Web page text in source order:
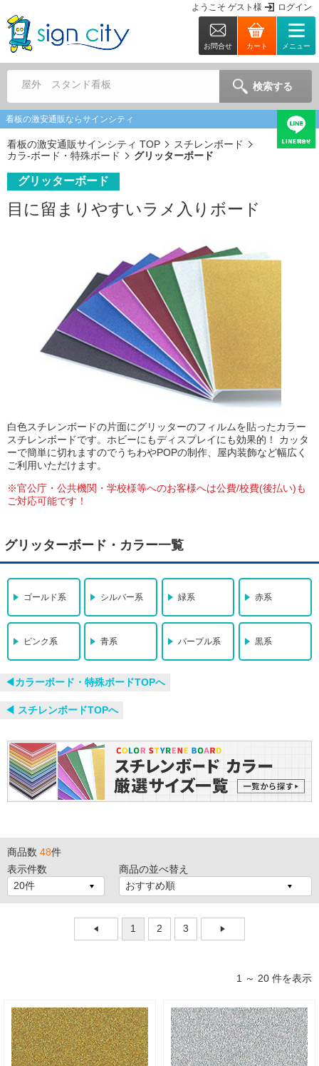
ようこそ ゲスト 様 ログイン
お問合せ カート メニュー
屋外 スタンド看板 検索する
看板の激安通販ならサインシティ
看板の激安通販サインシティ TOP
スチレンボード
カラ-ボード・特殊ボード
グリッターボード
グリッターボード
目に留まりやすいラメ入りボード
白色スチレンボードの片面にグリッターのフィルムを貼ったカラー
スチレンボードです。ホビーにもディスプレイにも効果的！ カッタ
ーで簡単に切れますのでうちわやPOPの制作、屋内装飾など幅広く
ご利用いただけます。
※官公庁・公共機関・学校様等へのお客様へは公費/校費(後払い)も
ご対応可能です！
グリッターボード・カラー一覧
ゴールド系 シルバー系 緑系 赤系
ピンク系 青系 パープル系 黒系
◀︎カラーボード・特殊ボードTOPへ
◀︎ スチレンボードTOPへ
商品数 48件
表示件数
商品の並べ替え
1 2 3
1 ～ 20 件を表示